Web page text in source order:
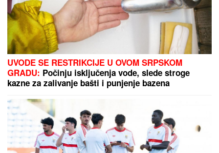
UVODE SE RESTRIKCIJE U OVOM SRPSKOM
GRADU: Počinju isključenja vode, slede stroge
kazne za zalivanje bašti i punjenje bazena